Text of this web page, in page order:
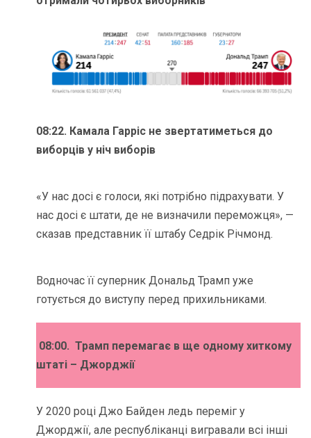
08:22. Камала Гарріс не звертатиметься до
виборців у ніч виборів
«У нас досі є голоси, які потрібно підрахувати. У
нас досі є штати, де не визначили переможця», —
сказав представник її штабу Седрік Річмонд.
Водночас її суперник Дональд Трамп уже
готується до виступу перед прихильниками.
08:00. Трамп перемагає в ще одному хиткому
штаті – Джорджії
У 2020 році Джо Байден ледь переміг у
Джорджії, але республіканці вигравали всі інші